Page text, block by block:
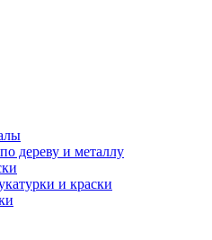
дереву и металлу
и краски